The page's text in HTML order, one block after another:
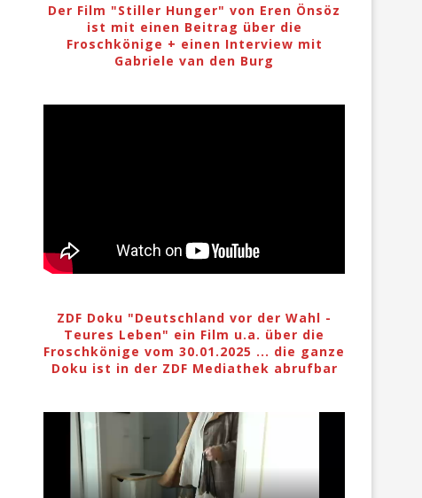
Der Film "Stiller Hunger" von Eren Önsöz
ist mit einen Beitrag über die
Froschkönige + einen Interview mit
Gabriele van den Burg
ZDF Doku "Deutschland vor der Wahl -
Teures Leben" ein Film u.a. über die
Froschkönige vom 30.01.2025 ... die ganze
Doku ist in der ZDF Mediathek abrufbar